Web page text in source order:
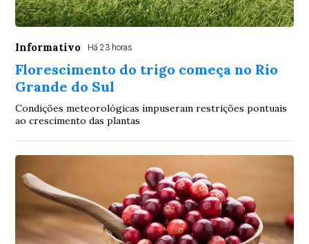
Informativo Há 23 horas
Florescimento do trigo começa no Rio
Grande do Sul
Condições meteorológicas impuseram restrições pontuais
ao crescimento das plantas